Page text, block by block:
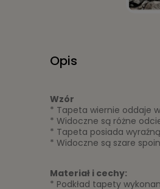
Opis
Wzór
* Tapeta wiernie oddaje
* Widoczne są różne
* Tapeta posiada
* Widoczne są szare
Materiał i cechy:
* Podkład tapety